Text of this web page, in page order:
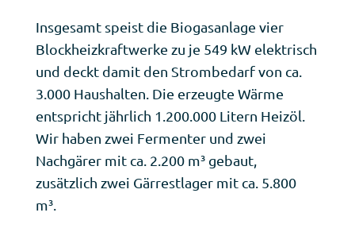
Insgesamt speist die Biogasanlage vier
Blockheizkraftwerke zu je 549 kW elektrisch
und deckt damit den Strombedarf von ca.
3.000 Haushalten. Die erzeugte Wärme
entspricht jährlich 1.200.000 Litern Heizöl.
Wir haben zwei Fermenter und zwei
Nachgärer mit ca. 2.200 m³ gebaut,
zusätzlich zwei Gärrestlager mit ca. 5.800
m³.